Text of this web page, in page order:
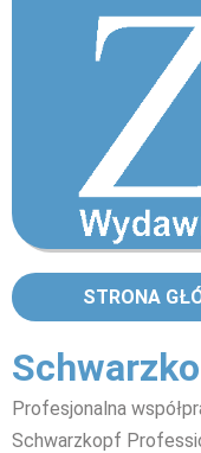
STRONA
Profesjonalna
Schwarzkopf